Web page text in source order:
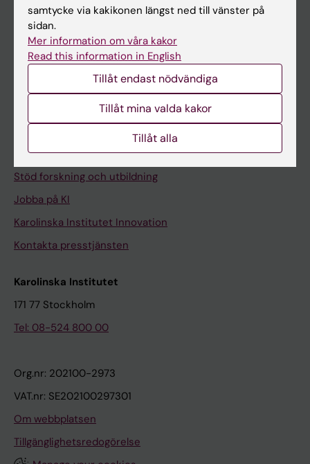
Kurs- och programwebbar
Student på KI
Medarbetarportalen
Universitetsbiblioteket
Stöd forskning och utbildning
Jobba på KI
Karolinska Institutet Innovation
Kontakta presstjänsten
Karolinska Institutet
171 77 Stockholm
Tel: 08-524 800 00
Org.nr: 202100-2973
VAT.nr: SE202100297301
Om webbplatsen
Tillgänglighetsredogörelse
samtycke via kakikonen längst ned till vänster på
sidan.
Mer information om våra kakor
Read this information in English
Tillåt endast nödvändiga
Tillåt mina valda kakor
Tillåt alla